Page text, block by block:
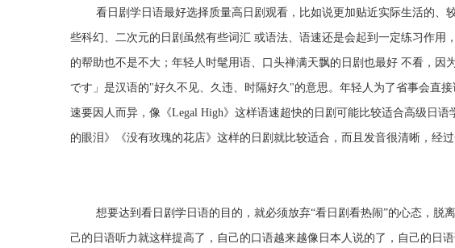
看日剧学日语最好选择质量高日剧观看，比如说更加贴近实际生活的、
些科幻、二次元的日剧虽然有些词汇 或语法、语速还是会起到一定练习作
的帮助也不是不大；年轻人时髦用语、口头禅满天飘的日剧也最好 不看，因
です」是汉语的"好久不见、久违、时隔好久"的意思。年轻人为了省事会直
速要因人而异，像《Legal High》这样语速超快的日剧可能比较适合高级日
的眼泪》《没有玫瑰的花店》这样的日剧就比较适合，而且发音很清晰，经
想要达到看日剧学日语的目的，就必须放弃“看日剧看热闹”的心态，脱
己的日语听力就这样提高了，自己的口语越来越像日本人说的了，自己的日语